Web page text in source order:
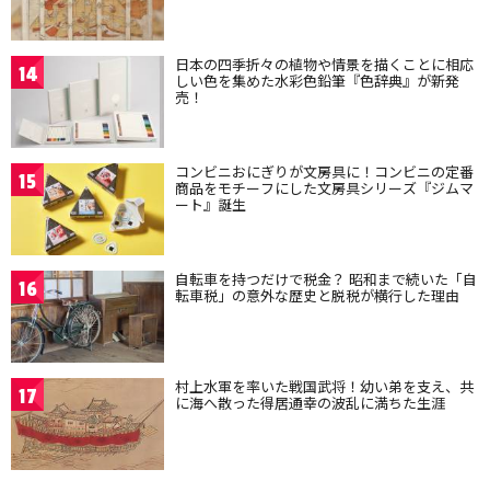
14 日本の四季折々の植物や情景を描くことに相応
しい色を集めた水彩色鉛筆『色辞典』が新発
売！
15 コンビニおにぎりが文房具に！コンビニの定番
商品をモチーフにした文房具シリーズ『ジムマ
ート』誕生
16 自転車を持つだけで税金？ 昭和まで続いた「自
転車税」の意外な歴史と脱税が横行した理由
17 村上水軍を率いた戦国武将！幼い弟を支え、共
に海へ散った得居通幸の波乱に満ちた生涯